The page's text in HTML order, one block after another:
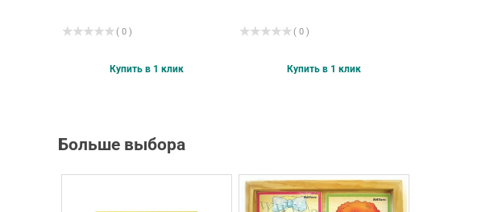
( 0 )
Купить в 1 клик
( 0 )
Купить в 1 клик
Больше выбора